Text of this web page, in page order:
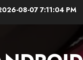
08-07 7:11:04 PM